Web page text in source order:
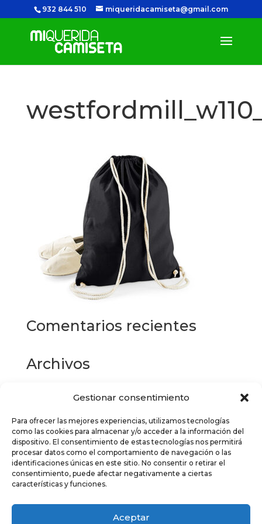
Gestionar consentimiento
Para ofrecer las mejores experiencias, utilizamos tecnologías
como las cookies para almacenar y/o acceder a la información del
dispositivo. El consentimiento de estas tecnologías nos permitirá
procesar datos como el comportamiento de navegación o las
identificaciones únicas en este sitio. No consentir o retirar el
consentimiento, puede afectar negativamente a ciertas
características y funciones.
Aceptar
932 844 510 miqueridacamiseta@gmail.com
Comentarios recientes
Archivos
Categorías
No hay categorías
Meta
Acceder
Feed de entradas
Feed de comentarios